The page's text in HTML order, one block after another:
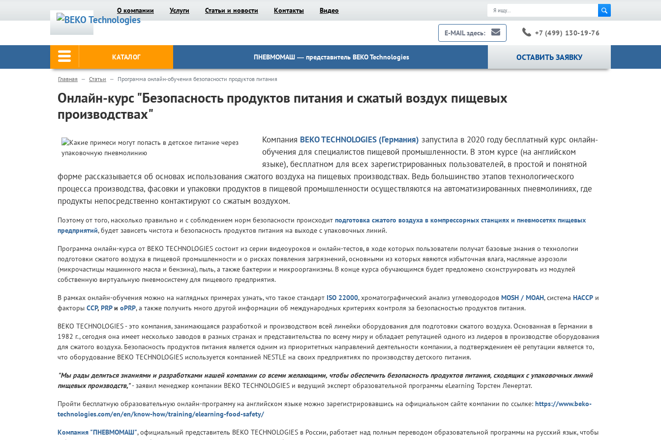
О компании Услуги Статьи и новости Контакты Видео
E-MAIL здесь: +7 (499) 130-19-76
КАТАЛОГ ПНЕВМОМАШ — представитель BEKO Technologies ОСТАВИТЬ ЗАЯВКУ
Главная Статьи Программа онлайн-обучения безопасности продуктов питания
Онлайн-курс "Безопасность продуктов питания и сжатый воздух пищевых
производствах"
Компания BEKO TECHNOLOGIES (Германия) запустила в 2020 году бесплатный курс онлайн-
обучения для специалистов пищевой промышленности. В этом курсе (на английском
языке), бесплатном для всех зарегистрированных пользователей, в простой и понятной
форме рассказывается об основах использования сжатого воздуха на пищевых производствах. Ведь большинство этапов технологического
процесса производства, фасовки и упаковки продуктов в пищевой промышленности осуществляются на автоматизированных пневмолиниях, где
продукты непосредственно контактируют со сжатым воздухом.
Поэтому от того, насколько правильно и с соблюдением норм безопасности проиcходит подготовка сжатого воздуха в компрессорных станциях и пневмосетях пищевых
предприятий, будет зависеть чистота и безопасность продуктов питания на выходе с упаковочных линий.
Программа онлайн-курса от BEKO TECHNOLOGIES состоит из серии видеоуроков и онлайн-тестов, в ходе которых пользователи получат базовые знания о технологии
подготовки сжатого воздуха в пищевой промышленности и о рисках появления загрязнений, основными из которых явяются избыточная влага, масляные аэрозоли
(микрочастицы машинного масла и бензина), пыль, а также бактерии и микроорганизмы. В конце курса обучающимся будет предложено сконструировать из модулей
собственную виртуальную пневмосистему для пищевого предприятия.
В рамках онлайн-обучения можно на наглядных примерах узнать, что такое стандарт ISO 22000, хроматографический анализ углеводородов MOSH / MOAH, система HACCP и
факторы CCP, PRPи oPRP, а также получить много другой информации об международных критериях контроля за безопасностью продуктов питания.
BEKO TECHNOLOGIES - это компания, занимающаяся разработкой и производством всей линейки оборудования для подготовки сжатого воздуха. Основанная в Германии в
1982 г., сегодня она имеет несколько заводов в разных странах и представительства по всему миру и обладает репутацией одного из лидеров в производстве оборудования
для сжатого воздуха. Безопасность продуктов питания является одним из приоритетных направлений деятельности компании, а подтверждением её репутации является то,
что оборудование BEKO TECHNOLOGIES используется компанией NESTLE на своих предприятиях по производству детского питания.
"Мы рады делиться знаниями и разработками нашей компании со всеми желающими, чтобы обеспечить безопасность продуктов питания, сходящих с упаковочных линий
пищевых производств,"- заявил менеджер компании BEKO TECHNOLOGIES и ведущий эксперт образовательной программы eLearning Торстен Ленертат.
Пройти бесплатную образовательную онлайн-программу на английском языке можно зарегистрировавшись на официальном сайте компании по ссылкe: https://www.beko-
technologies.com/en/en/know-how/training/elearning-food-safety/
Компания "ПНЕВМОМАШ", официальный представитель BEKO TECHNOLOGIES в России, работает над полным переводом образовательной программы на русский язык, чтобы